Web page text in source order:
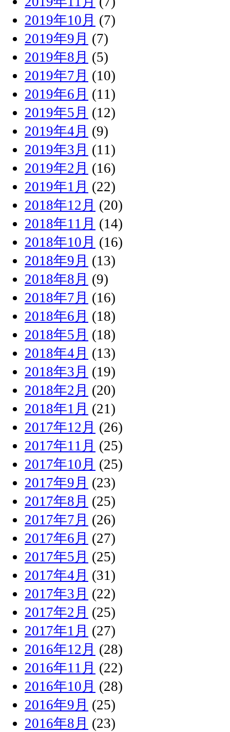
2019年10月 (7)
2019年9月 (7)
2019年8月 (5)
2019年7月 (10)
2019年6月 (11)
2019年5月 (12)
2019年4月 (9)
2019年3月 (11)
2019年2月 (16)
2019年1月 (22)
2018年12月 (20)
2018年11月 (14)
2018年10月 (16)
2018年9月 (13)
2018年8月 (9)
2018年7月 (16)
2018年6月 (18)
2018年5月 (18)
2018年4月 (13)
2018年3月 (19)
2018年2月 (20)
2018年1月 (21)
2017年12月 (26)
2017年11月 (25)
2017年10月 (25)
2017年9月 (23)
2017年8月 (25)
2017年7月 (26)
2017年6月 (27)
2017年5月 (25)
2017年4月 (31)
2017年3月 (22)
2017年2月 (25)
2017年1月 (27)
2016年12月 (28)
2016年11月 (22)
2016年10月 (28)
2016年9月 (25)
2016年8月 (23)